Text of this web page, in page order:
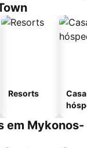
Resorts
em Mykonos-